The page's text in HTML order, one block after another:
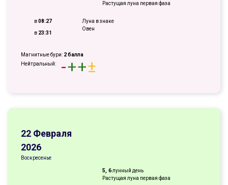
Растущая луна первая фаза
в08:27
в 23:31
Луна в знаке
Овен
Магнитные бури: 2 балла
Нейтральный:
-++±
22 Февраля
2026
Воскресенье
5, 6лунный день
Растущая луна первая фаза